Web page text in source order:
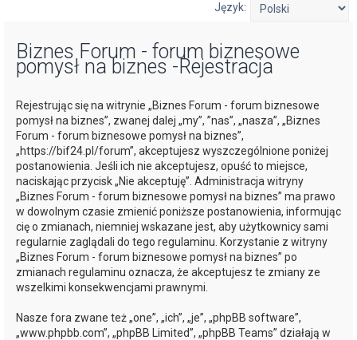
Język:
Biznes Forum - forum biznesowe
pomysł na biznes -Rejestracja
Rejestrując się na witrynie „Biznes Forum - forum biznesowe
pomysł na biznes”, zwanej dalej „my”, ”nas”, „nasza”, „Biznes
Forum - forum biznesowe pomysł na biznes”,
„https://bif24.pl/forum”, akceptujesz wyszczególnione poniżej
postanowienia. Jeśli ich nie akceptujesz, opuść to miejsce,
naciskając przycisk „Nie akceptuję”. Administracja witryny
„Biznes Forum - forum biznesowe pomysł na biznes” ma prawo
w dowolnym czasie zmienić poniższe postanowienia, informując
cię o zmianach, niemniej wskazane jest, aby użytkownicy sami
regularnie zaglądali do tego regulaminu. Korzystanie z witryny
„Biznes Forum - forum biznesowe pomysł na biznes” po
zmianach regulaminu oznacza, że akceptujesz te zmiany ze
wszelkimi konsekwencjami prawnymi.
Nasze fora zwane też „one”, „ich”, „je”, „phpBB software”,
„www.phpbb.com”, „phpBB Limited”, „phpBB Teams” działają w